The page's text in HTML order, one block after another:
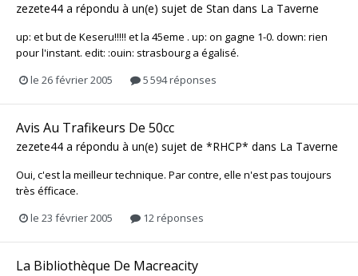
zezete44 a répondu à un(e) sujet de Stan dans La Taverne
up: et but de Keseru!!!!! et la 45eme . up: on gagne 1-0. down: rien
pour l'instant. edit: :ouin: strasbourg a égalisé.
le 26 février 2005
5 594 réponses
Avis Au Trafikeurs De 50cc
zezete44 a répondu à un(e) sujet de *RHCP* dans La Taverne
Oui, c'est la meilleur technique. Par contre, elle n'est pas toujours
très éfficace.
le 23 février 2005
12 réponses
La Bibliothèque De Macreacity